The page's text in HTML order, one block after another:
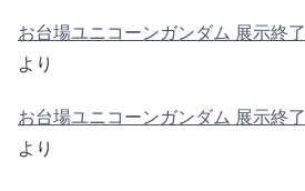
お台場ユニコーンガンダム 展示終
より
お台場ユニコーンガンダム 展示終
より